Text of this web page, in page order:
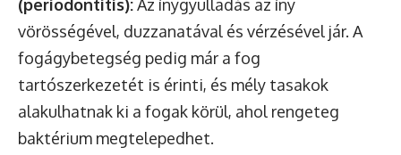
(periodontitis):Az ínygyulladás az íny
vörösségével, duzzanatával és vérzésével jár. A
fogágybetegség pedig már a fog
tartószerkezetét is érinti, és mély tasakok
alakulhatnak ki a fogak körül, ahol rengeteg
baktérium megtelepedhet.